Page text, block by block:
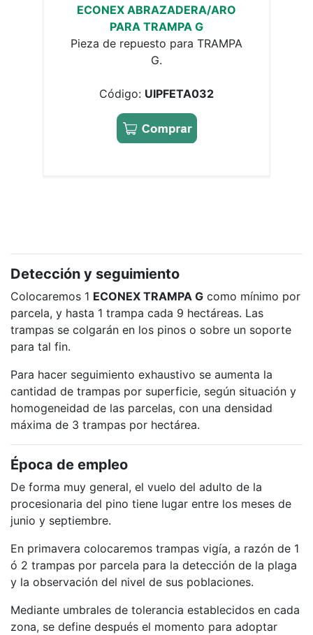
ECONEX ABRAZADERA/ARO
PARA TRAMPA G
Pieza de repuesto para TRAMPA
G.
Código: UIPFETA032
Detección y seguimiento
Colocaremos 1 ECONEX TRAMPA G como mínimo por
parcela, y hasta 1 trampa cada 9 hectáreas. Las
trampas se colgarán en los pinos o sobre un soporte
para tal fin.
Para hacer seguimiento exhaustivo se aumenta la
cantidad de trampas por superficie, según situación y
homogeneidad de las parcelas, con una densidad
máxima de 3 trampas por hectárea.
Época de empleo
De forma muy general, el vuelo del adulto de la
procesionaria del pino tiene lugar entre los meses de
junio y septiembre.
En primavera colocaremos trampas vigía, a razón de 1
ó 2 trampas por parcela para la detección de la plaga
y la observación del nivel de sus poblaciones.
Mediante umbrales de tolerancia establecidos en cada
zona, se define después el momento para adoptar